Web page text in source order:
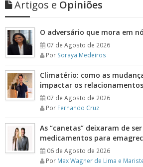
Artigos e Opiniões
O adversário que mora em
07 de Agosto de 2026
Por Soraya Medeiros
Climatério: como as
impactar os relacionamentos
07 de Agosto de 2026
Por Fernando Cruz
As “canetas” deixaram de
medicamentos para
06 de Agosto de 2026
Por Max Wagner de Lima e